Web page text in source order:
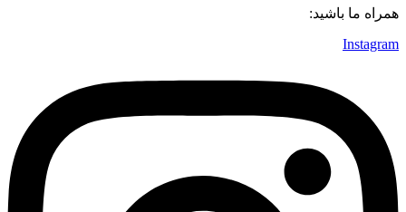
همراه ما باشید:
Instagram